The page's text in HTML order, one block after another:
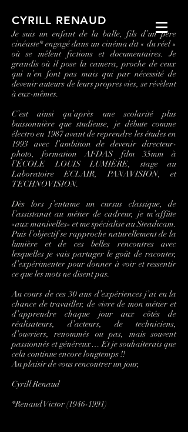
CYRILL RENAUD
Je suis un enfant de la balle, fils d’un père
cinéaste* engagé dans un cinéma dit « du réel »
où se mêlent fictions et documentaires. Je
grandis où il pose la camera, proche de ceux
qui n’en font pas mais qui par nécessité de
devenir auteurs de leurs propres vies, se révèlent
à eux-mêmes.
C’est ainsi qu’après une scolarité plus
buissonnière que studieuse, je débute comme
électro en 1987 avant de reprendre les études en
1993 avec l’ambition de devenir directeur-
photo, formation AFDAS film 35mm à
l’ÉCOLE LOUIS LUMIÈRE, stage au
Laboratoire ECLAIR, PANAVISION, et
TECHNOVISION.
Dès lors j’entame un cursus classique, de
l’assistanat au métier de cadreur, je m’affûte
«aux manivelles» et me spécialise au Steadicam.
Puis l’objectif se rapproche naturellement de la
lumière et de ces belles rencontres avec
lesquelles je vais partager le goût de raconter,
d’expérimenter pour donner à voir et ressentir
ce que les mots ne disent pas.
Au cours de ces 30 ans d’expériences j’ai eu la
chance de travailler, de vivre de mon métier et
d’apprendre chaque jour aux côtés de
réalisateurs, d’acteurs, de techniciens,
d’ouvriers, renommés ou pas, mais souvent
passionnés et généreux… Et je souhaiterais que
cela continue encore longtemps !!
Au plaisir de vous rencontrer un jour,
Cyrill Renaud
*Renaud Victor(1946-1991)